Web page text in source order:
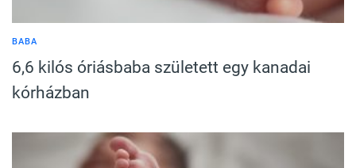
BABA
6,6 kilós óriásbaba született egy kanadai
kórházban